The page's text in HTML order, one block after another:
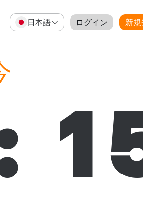
日本語 ログイン 新